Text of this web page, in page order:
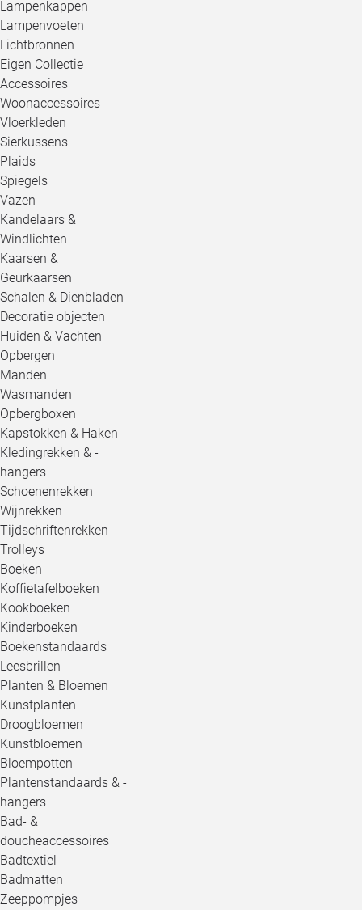
Lampenkappen
Lampenvoeten
Lichtbronnen
Eigen Collectie
Accessoires
Woonaccessoires
Vloerkleden
Sierkussens
Plaids
Spiegels
Vazen
Kandelaars &
Windlichten
Kaarsen &
Geurkaarsen
Schalen & Dienbladen
Decoratie objecten
Huiden & Vachten
Opbergen
Manden
Wasmanden
Opbergboxen
Kapstokken & Haken
Kledingrekken & -
hangers
Schoenenrekken
Wijnrekken
Tijdschriftenrekken
Trolleys
Boeken
Koffietafelboeken
Kookboeken
Kinderboeken
Boekenstandaards
Leesbrillen
Planten & Bloemen
Kunstplanten
Droogbloemen
Kunstbloemen
Bloempotten
Plantenstandaards & -
hangers
Bad- &
doucheaccessoires
Badtextiel
Badmatten
Zeeppompjes